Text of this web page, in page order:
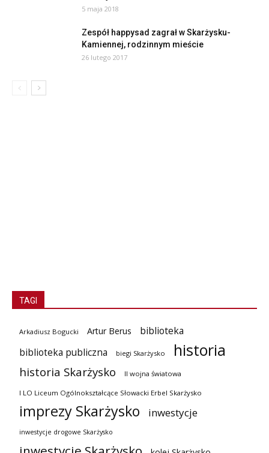
5 maja 2018
Zespół happysad zagrał w Skarżysku-
Kamiennej, rodzinnym mieście
26 lutego 2017
TAGI
Arkadiusz Bogucki Artur Berus
biblioteka
biblioteka publiczna
biegi Skarżysko historia
historia Skarżysko II wojna światowa
I LO Liceum Ogólnokształcące Słowacki Erbel Skarżysko
imprezy Skarżysko inwestycje
inwestycje drogowe Skarżysko